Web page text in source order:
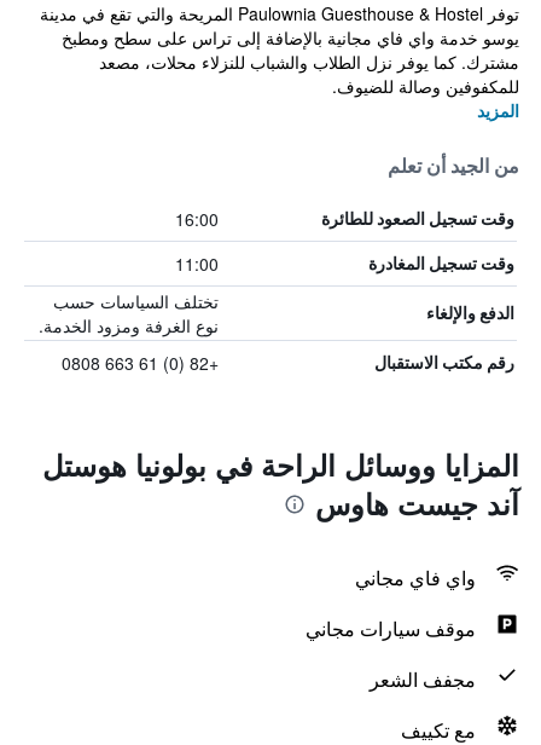
توفر Paulownia Guesthouse & Hostel المريحة والتي تقع في مدينة
يوسو خدمة واي فاي مجانية بالإضافة إلى تراس على سطح ومطبخ
مشترك. كما يوفر نزل الطلاب والشباب للنزلاء محلات، مصعد
للمكفوفين وصالة للضيوف.
المزيد
من الجيد أن تعلم
وقت تسجيل الصعود للطائرة 16:00
وقت تسجيل المغادرة 11:00
الدفع والإلغاء
تختلف السياسات حسب
نوع الغرفة ومزود الخدمة.
رقم مكتب الاستقبال +82 (0) 61 663 0808
المزايا ووسائل الراحة في بولونيا هوستل
آند جيست هاوس
واي فاي مجاني
موقف سيارات مجاني
مجفف الشعر
مع تكييف